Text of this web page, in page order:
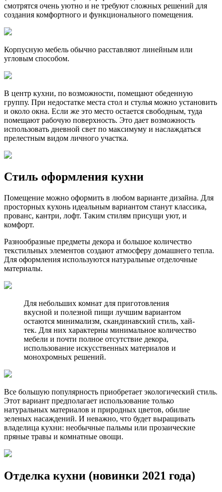
смотрятся очень уютно и не требуют сложных решений для
создания комфортного и функционального помещения.
Корпусную мебель обычно расставляют линейным или
угловым способом.
В центр кухни, по возможности, помещают обеденную
группу. При недостатке места стол и стулья можно установить
и около окна. Если же это место остается свободным, туда
помещают рабочую поверхность. Это дает возможность
использовать дневной свет по максимуму и наслаждаться
прелестным видом личного участка.
Стиль оформления кухни
Помещение можно оформить в любом варианте дизайна. Для
просторных кухонь идеальным вариантом станут классика,
прованс, кантри, лофт. Таким стилям присущи уют, и
комфорт.
Разнообразные предметы декора и большое количество
текстильных элементов создают атмосферу домашнего тепла.
Для оформления используются натуральные отделочные
материалы.
Для небольших комнат для приготовления
вкусной и полезной пищи лучшим вариантом
остаются минимализм, скандинавский стиль, хай-
тек. Для них характерны минимальное количество
мебели и почти полное отсутствие декора,
использование искусственных материалов и
монохромных решений.
Все большую популярность приобретает экологический стиль.
Этот вариант предполагает использование только
натуральных материалов и природных цветов, обилие
зеленых насаждений. И неважно, что будет выращивать
владелица кухни: необычные пальмы или прозаические
пряные травы и комнатные овощи.
Отделка кухни (новинки 2021 года)